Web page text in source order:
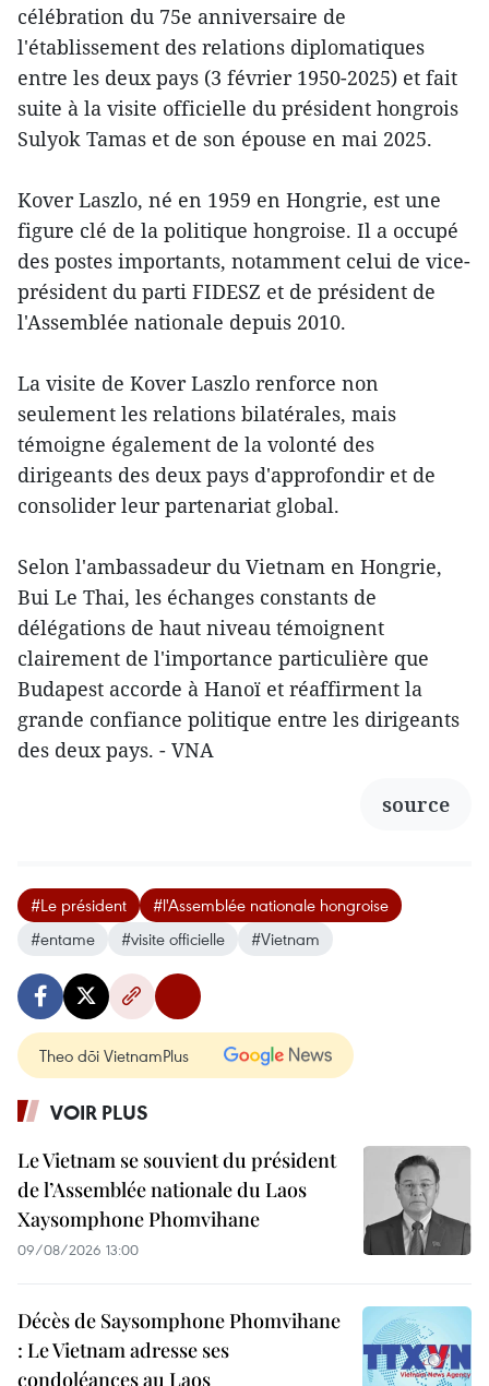
célébration du 75e anniversaire de
l'établissement des relations diplomatiques
entre les deux pays (3 février 1950-2025) et fait
suite à la visite officielle du président hongrois
Sulyok Tamas et de son épouse en mai 2025.
Kover Laszlo, né en 1959 en Hongrie, est une
figure clé de la politique hongroise. Il a occupé
des postes importants, notamment celui de vice-
président du parti FIDESZ et de président de
l'Assemblée nationale depuis 2010.
La visite de Kover Laszlo renforce non
seulement les relations bilatérales, mais
témoigne également de la volonté des
dirigeants des deux pays d'approfondir et de
consolider leur partenariat global.
Selon l'ambassadeur du Vietnam en Hongrie,
Bui Le Thai, les échanges constants de
délégations de haut niveau témoignent
clairement de l'importance particulière que
Budapest accorde à Hanoï et réaffirment la
grande confiance politique entre les dirigeants
des deux pays. - VNA
source
#Le président
#l'Assemblée nationale hongroise
#entame
#visite officielle #Vietnam
Theo dõi VietnamPlus
VOIR PLUS
Le Vietnam se souvient du président
de l’Assemblée nationale du Laos
Xaysomphone Phomvihane
09/08/2026 13:00
Décès de Saysomphone Phomvihane
: Le Vietnam adresse ses
condoléances au Laos